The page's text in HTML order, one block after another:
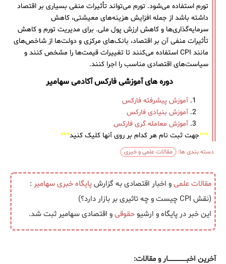
تورم استفاده می‌شود. تورم می‌تواند تأثیرات منفی بسیاری بر اقتصاد
داشته باشد از جمله افزایش هزینه‌های معیشتی، کاهش
سرمایه‌گذاری‌ها و کاهش ارزش پول ملی. برای مدیریت تورم و کاهش
تأثیرات منفی آن بر اقتصاد، بانک‌های مرکزی و دولت‌ها از شاخص‌های
مانند CPI استفاده می‌کنند تا تغییرات قیمت‌ها را مشخص کنند و
سیاست‌های اقتصادی مناسب را اجرا کنند.
دوره های آموزشی فارکس آکادمی سهامیر
آموزش پیشرفته فارکس
آموزش بنیادی فارکس
آموزش معامله گری فارکس
***جهت ثبت نام هر کدام بر روی آنها کلیک کنید***
دسته بندی ها: مقالات علمی و خبری
مقالات علمیو اخبار اقتصادی به گزارشپایگاه خبریسهامیر :
(نقش CPI چیست و چه تاثیری بر بازار دارد؟)
این خبر در پایگاه و ارشیوحقوقیو اقتصادی سهامیر ثبت شد.
آخرین اخبــــــــــــــــــار و مقالات: